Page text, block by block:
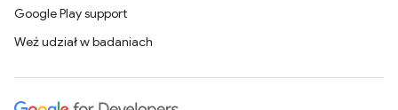
Google Play support
Weź udział w badaniach